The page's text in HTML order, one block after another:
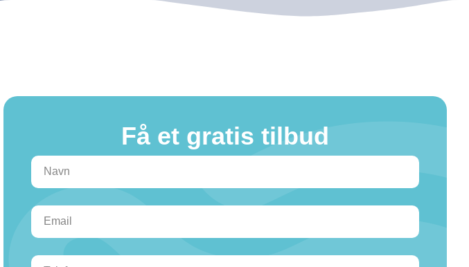
Få et gratis tilbud